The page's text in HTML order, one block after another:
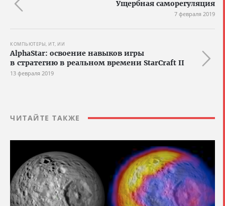
Ущербная саморегуляция
7 февраля 2019
КОМПЬЮТЕРЫ, ИТ, ИИ
AlphaStar: освоение навыков игры
в стратегию в реальном времени StarCraft II
13 февраля 2019
ЧИТАЙТЕ ТАКЖЕ